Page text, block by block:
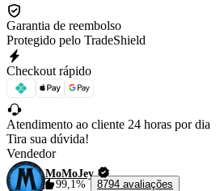
Garantia de reembolso
Protegido pelo TradeShield
Checkout rápido
Atendimento ao cliente 24 horas por dia
Tira sua dúvida!
Vendedor
MoMoJey
99,1%
8794 avaliações